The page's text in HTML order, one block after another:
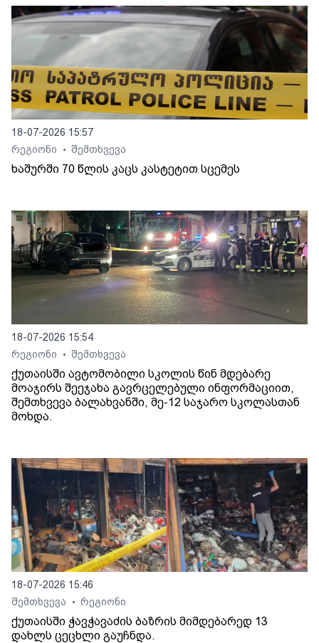
18-07-2026 15:57
რეგიონი
• შემთხვევა
ხაშურში 70 წლის კაცს კასტეტით სცემეს
18-07-2026 15:54
რეგიონი
• შემთხვევა
ქუთაისში ავტომობილი სკოლის წინ მდებარე
მოაჯირს შეეჯახა გავრცელებული ინფორმაციით,
შემთხვევა ბალახვანში, მე-12 საჯარო სკოლასთან
მოხდა.
18-07-2026 15:46
შემთხვევა
• რეგიონი
ქუთაისში ჭავჭავაძის ბაზრის მიმდებარედ 13
დახლს ცეცხლი გაუჩნდა.